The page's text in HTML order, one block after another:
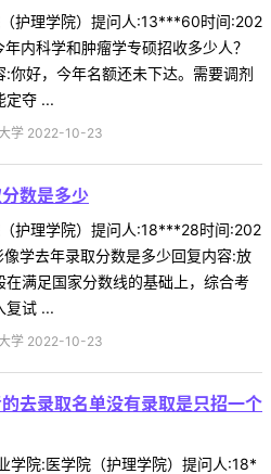
护理学院）提问人:13***60时间:202
内科学和肿瘤学专硕招收多少人？
你好，今年名额还未下达。需要调剂
定夺 ...
学 2022-10-23
数是多少
护理学院）提问人:18***28时间:202
学去年录取分数是多少回复内容:放
满足国家分数线的基础上，综合考
复试 ...
学 2022-10-23
去录取名单没有录取是只招一个
学院:医学院（护理学院）提问人:18*